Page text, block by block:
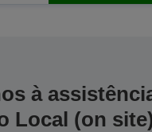
à
Local (on